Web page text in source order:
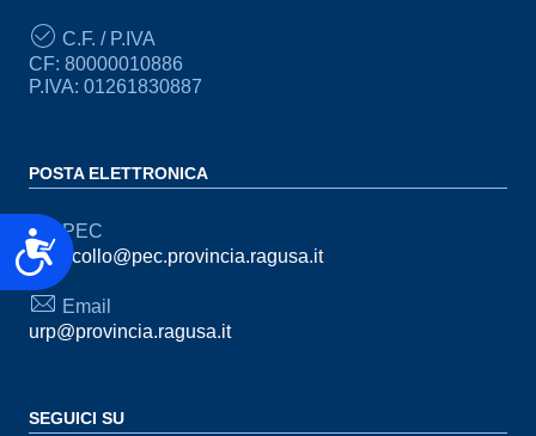
Accessibilità
C.F. / P.IVA
CF: 80000010886
P.IVA: 01261830887
POSTA ELETTRONICA
PEC
protocollo@pec.provincia.ragusa.it
Email
urp@provincia.ragusa.it
SEGUICI SU